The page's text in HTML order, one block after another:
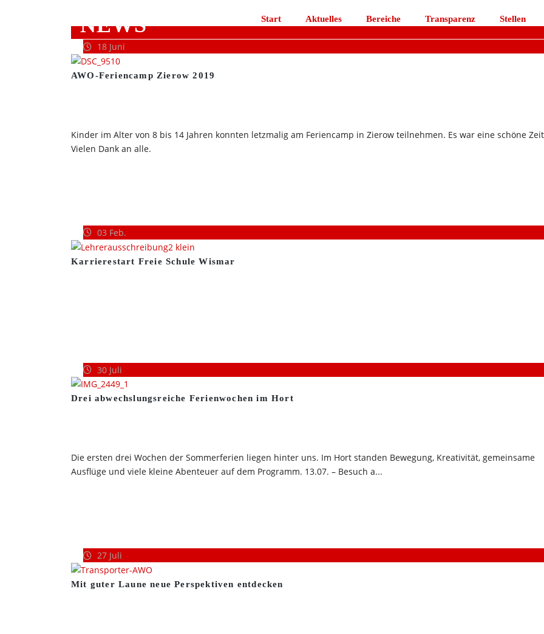
Start Aktuelles Bereiche Transparenz Stellen
NEWS
18 Juni
AWO-Feriencamp Zierow 2019
Kinder im Alter von 8 bis 14 Jahren konnten letzmalig am Feriencamp in Zierow teilnehmen. Es war eine schöne
Vielen Dank an alle.
03 Feb.
Karrierestart Freie Schule Wismar
30 Juli
Drei abwechslungsreiche Ferienwochen im Hort
Die ersten drei Wochen der Sommerferien liegen hinter uns. Im Hort standen Bewegung, Kreativität, gemeinsame
Ausflüge und viele kleine Abenteuer auf dem Programm. 13.07. – Besuch a...
27 Juli
Mit guter Laune neue Perspektiven entdecken